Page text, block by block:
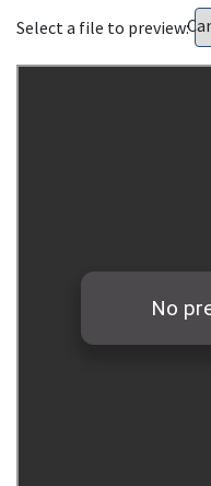
Select a file to preview: